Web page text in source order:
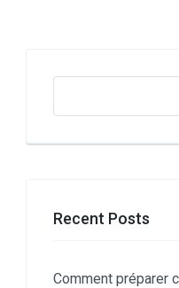
Recent Posts
Comment préparer